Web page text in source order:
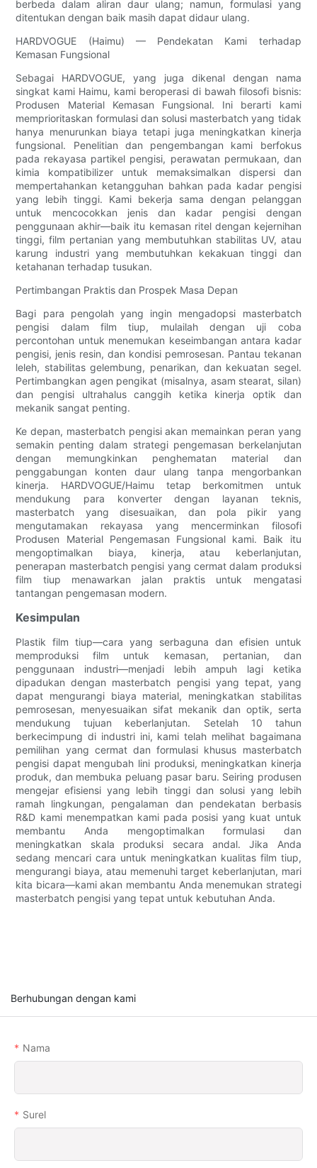
berbeda dalam aliran daur ulang; namun, formulasi yang
ditentukan dengan baik masih dapat didaur ulang.
HARDVOGUE (Haimu) — Pendekatan Kami terhadap
Kemasan Fungsional
Sebagai HARDVOGUE, yang juga dikenal dengan nama
singkat kami Haimu, kami beroperasi di bawah filosofi bisnis:
Produsen Material Kemasan Fungsional. Ini berarti kami
memprioritaskan formulasi dan solusi masterbatch yang tidak
hanya menurunkan biaya tetapi juga meningkatkan kinerja
fungsional. Penelitian dan pengembangan kami berfokus
pada rekayasa partikel pengisi, perawatan permukaan, dan
kimia kompatibilizer untuk memaksimalkan dispersi dan
mempertahankan ketangguhan bahkan pada kadar pengisi
yang lebih tinggi. Kami bekerja sama dengan pelanggan
untuk mencocokkan jenis dan kadar pengisi dengan
penggunaan akhir—baik itu kemasan ritel dengan kejernihan
tinggi, film pertanian yang membutuhkan stabilitas UV, atau
karung industri yang membutuhkan kekakuan tinggi dan
ketahanan terhadap tusukan.
Pertimbangan Praktis dan Prospek Masa Depan
Bagi para pengolah yang ingin mengadopsi masterbatch
pengisi dalam film tiup, mulailah dengan uji coba
percontohan untuk menemukan keseimbangan antara kadar
pengisi, jenis resin, dan kondisi pemrosesan. Pantau tekanan
leleh, stabilitas gelembung, penarikan, dan kekuatan segel.
Pertimbangkan agen pengikat (misalnya, asam stearat, silan)
dan pengisi ultrahalus canggih ketika kinerja optik dan
mekanik sangat penting.
Ke depan, masterbatch pengisi akan memainkan peran yang
semakin penting dalam strategi pengemasan berkelanjutan
dengan memungkinkan penghematan material dan
penggabungan konten daur ulang tanpa mengorbankan
kinerja. HARDVOGUE/Haimu tetap berkomitmen untuk
mendukung para konverter dengan layanan teknis,
masterbatch yang disesuaikan, dan pola pikir yang
mengutamakan rekayasa yang mencerminkan filosofi
Produsen Material Pengemasan Fungsional kami. Baik itu
mengoptimalkan biaya, kinerja, atau keberlanjutan,
penerapan masterbatch pengisi yang cermat dalam produksi
film tiup menawarkan jalan praktis untuk mengatasi
tantangan pengemasan modern.
Kesimpulan
Plastik film tiup—cara yang serbaguna dan efisien untuk
memproduksi film untuk kemasan, pertanian, dan
penggunaan industri—menjadi lebih ampuh lagi ketika
dipadukan dengan masterbatch pengisi yang tepat, yang
dapat mengurangi biaya material, meningkatkan stabilitas
pemrosesan, menyesuaikan sifat mekanik dan optik, serta
mendukung tujuan keberlanjutan. Setelah 10 tahun
berkecimpung di industri ini, kami telah melihat bagaimana
pemilihan yang cermat dan formulasi khusus masterbatch
pengisi dapat mengubah lini produksi, meningkatkan kinerja
produk, dan membuka peluang pasar baru. Seiring produsen
mengejar efisiensi yang lebih tinggi dan solusi yang lebih
ramah lingkungan, pengalaman dan pendekatan berbasis
R&D kami menempatkan kami pada posisi yang kuat untuk
membantu Anda mengoptimalkan formulasi dan
meningkatkan skala produksi secara andal. Jika Anda
sedang mencari cara untuk meningkatkan kualitas film tiup,
mengurangi biaya, atau memenuhi target keberlanjutan, mari
kita bicara—kami akan membantu Anda menemukan strategi
masterbatch pengisi yang tepat untuk kebutuhan Anda.
Berhubungan dengan kami
Nama
Surel